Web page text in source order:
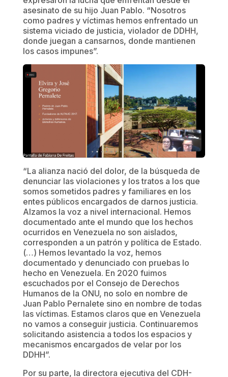
asesinato de su hijo Juan Pablo. “Nosotros
como padres y víctimas hemos enfrentado un
sistema viciado de justicia, violador de DDHH,
donde juegan a cansarnos, donde mantienen
los casos impunes”.
“La alianza nació del dolor, de la búsqueda de
denunciar las violaciones y los tratos a los que
somos sometidos padres y familiares en los
entes públicos encargados de darnos justicia.
Alzamos la voz a nivel internacional. Hemos
documentado ante el mundo que los hechos
ocurridos en Venezuela no son aislados,
corresponden a un patrón y política de Estado.
(…) Hemos levantado la voz, hemos
documentado y denunciado con pruebas lo
hecho en Venezuela. En 2020 fuimos
escuchados por el Consejo de Derechos
Humanos de la ONU, no solo en nombre de
Juan Pablo Pernalete sino en nombre de todas
las víctimas. Estamos claros que en Venezuela
no vamos a conseguir justicia. Continuaremos
solicitando asistencia a todos los espacios y
mecanismos encargados de velar por los
DDHH”.
Por su parte, la directora ejecutiva del CDH-